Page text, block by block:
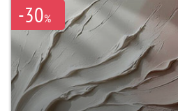
-30%